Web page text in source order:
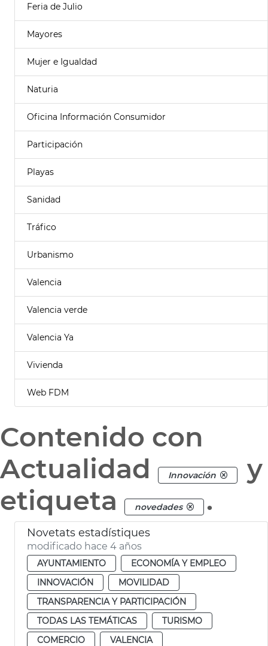
Feria de Julio
Mayores
Mujer e Igualdad
Naturia
Oficina Información Consumidor
Participación
Playas
Sanidad
Tráfico
Urbanismo
Valencia
Valencia verde
Valencia Ya
Vivienda
Web FDM
Contenido con
Actualidad
Innovación
y
etiqueta
novedades .
Novetats estadístiques
modificado hace 4 años
AYUNTAMIENTO
ECONOMÍA Y EMPLEO
INNOVACIÓN
MOVILIDAD
TRANSPARENCIA Y PARTICIPACIÓN
TODAS LAS TEMÁTICAS
TURISMO
COMERCIO
VALENCIA